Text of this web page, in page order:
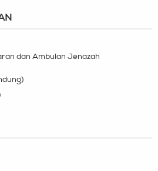
dan Ambulan Jenazah